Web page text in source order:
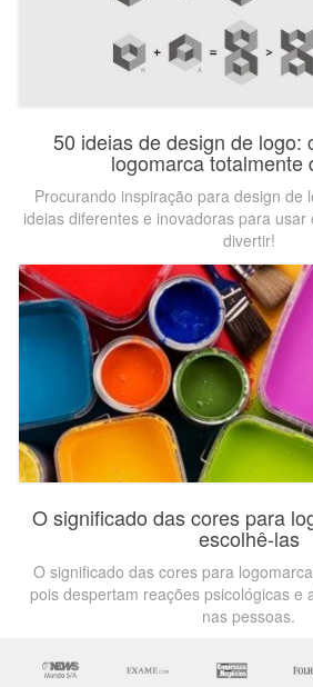
50 ideias de design de logo:
logomarca totalmente
Procurando inspiração para design de
ideias diferentes e inovadoras para
divertir!
O significado das cores para
escolhê-las
O significado das cores para
pois despertam reações psicológicas e
nas pessoas.